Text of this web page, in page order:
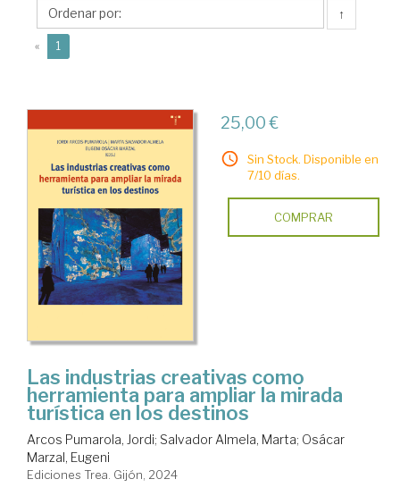
Eugeni
↑
« 1
25,00 €
Sin Stock. Disponible en
7/10 días.
COMPRAR
Las industrias creativas como
herramienta para ampliar la mirada
turística en los destinos
Arcos Pumarola, Jordi; Salvador Almela, Marta; Osácar
Marzal, Eugeni
Ediciones Trea. Gijón, 2024